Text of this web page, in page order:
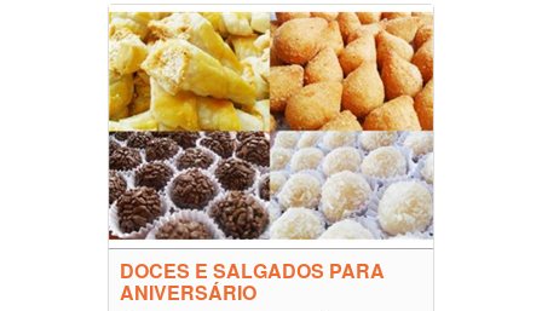
DOCES E SALGADOS PARA
ANIVERSÁRIO